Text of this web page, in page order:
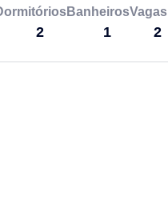
2
Banheiros
1
Vagas
2